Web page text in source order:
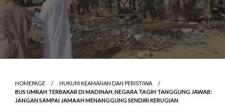
HOMEPAGE
HUKUM KEAMANAN DAN PERISTIWA
BUS UMRAH TERBAKAR DI MADINAH, NEGARA TAGIH TANGGUNG JAWAB:
JANGAN SAMPAI JAMAAH MENANGGUNG SENDIRI KERUGIAN